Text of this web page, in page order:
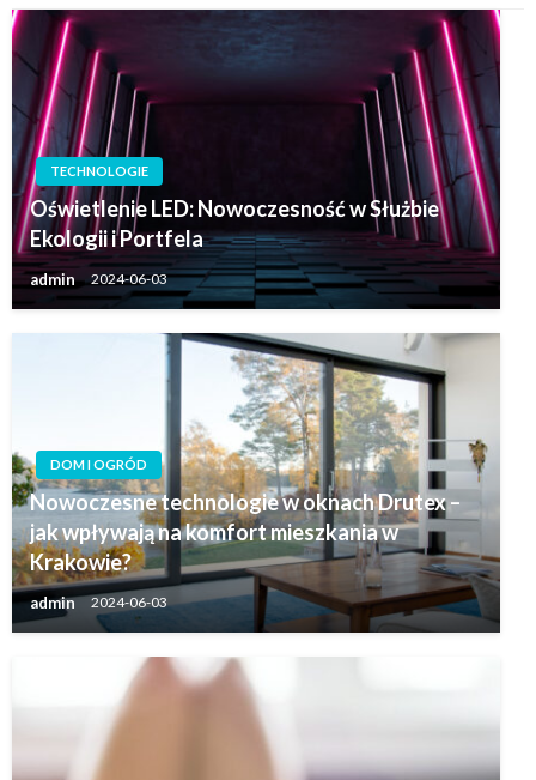
TECHNOLOGIE
Oświetlenie LED: Nowoczesność w Służbie
Ekologii i Portfela
admin 2024-06-03
DOM I OGRÓD
Nowoczesne technologie w oknach Drutex –
jak wpływają na komfort mieszkania w
Krakowie?
admin 2024-06-03